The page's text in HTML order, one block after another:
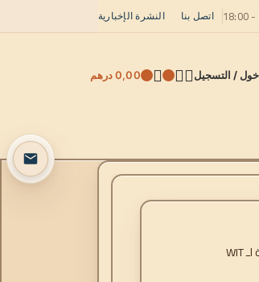
النشرة الإخبارية اتصل بنا
/ التسجيل 0,00 درهم